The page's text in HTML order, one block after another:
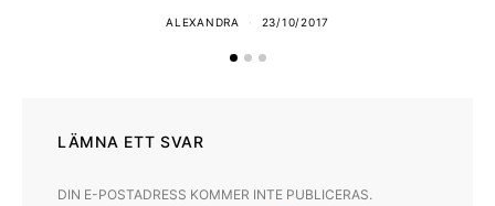
ALEXANDRA 23/10/2017
LÄMNA ETT SVAR
DIN E-POSTADRESS KOMMER INTE PUBLICERAS.